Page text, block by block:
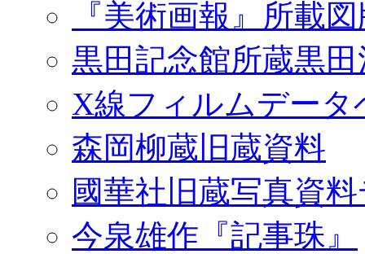
『美術画報』所載
黒田記念館所蔵黒
X線フィルムデータ
森岡柳蔵旧蔵資料
國華社旧蔵写真資
今泉雄作『記事珠』